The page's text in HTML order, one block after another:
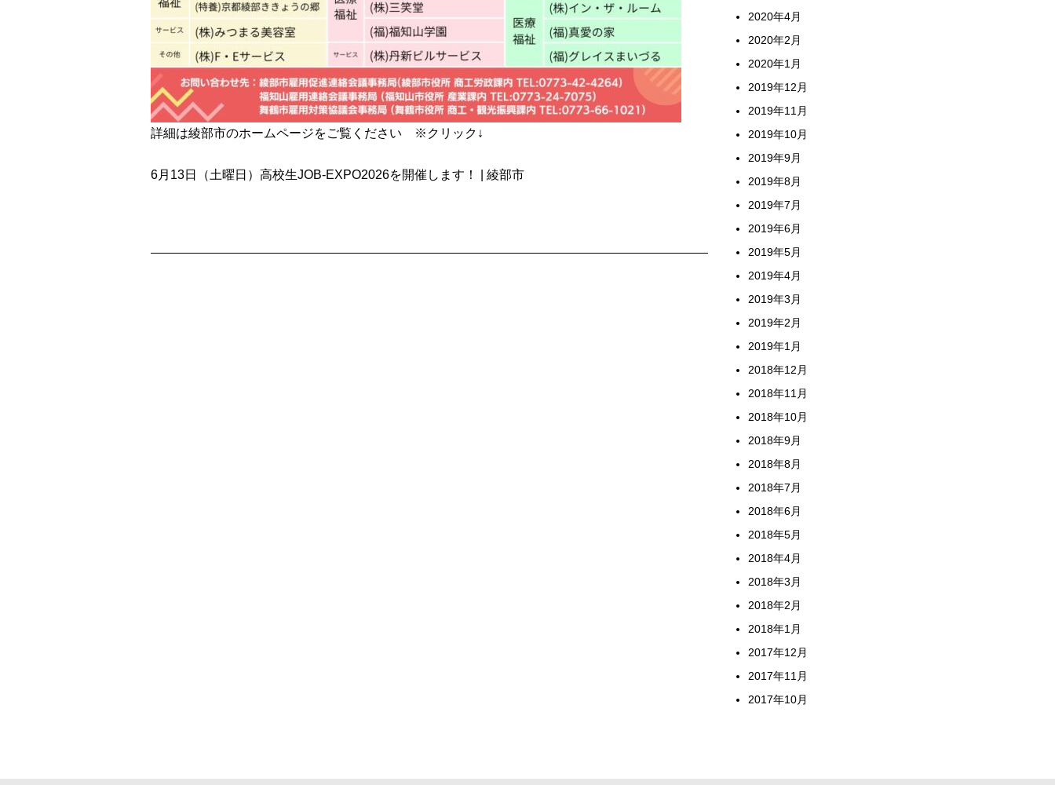
詳細は綾部市のホームページをご覧ください ※クリック↓
6月13日（土曜日）高校生JOB-EXPO2026を開催します！ | 綾部市
2020年4月
2020年2月
2020年1月
2019年12月
2019年11月
2019年10月
2019年9月
2019年8月
2019年7月
2019年6月
2019年5月
2019年4月
2019年3月
2019年2月
2019年1月
2018年12月
2018年11月
2018年10月
2018年9月
2018年8月
2018年7月
2018年6月
2018年5月
2018年4月
2018年3月
2018年2月
2018年1月
2017年12月
2017年11月
2017年10月